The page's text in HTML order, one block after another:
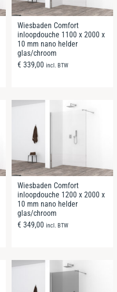
Wiesbaden Comfort
inloopdouche 1100 x 2000 x
10 mm nano helder
glas/chroom
€ 339,00 incl. BTW
Wiesbaden Comfort
inloopdouche 1200 x 2000 x
10 mm nano helder
glas/chroom
€ 349,00 incl. BTW